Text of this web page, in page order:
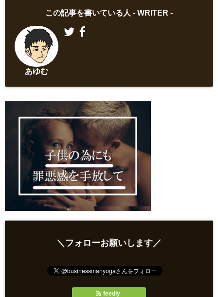
この記事を書いている人 - WRITER -
あゆむ
＼フォローお願いします／
feedly